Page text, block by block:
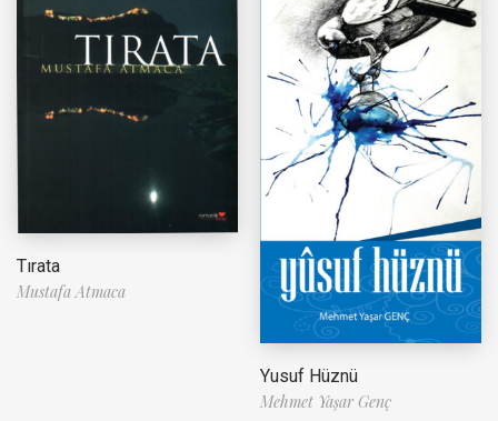
Tırata
Mustafa Atmaca
Yusuf Hüznü
Mehmet Yaşar Genç